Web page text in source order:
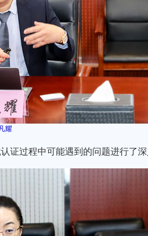
耀
证过程中可能遇到的问题进行了